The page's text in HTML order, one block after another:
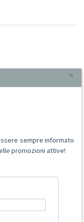
×
sempre informato
promozioni attive!